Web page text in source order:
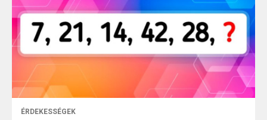
ÉRDEKESSÉGEK